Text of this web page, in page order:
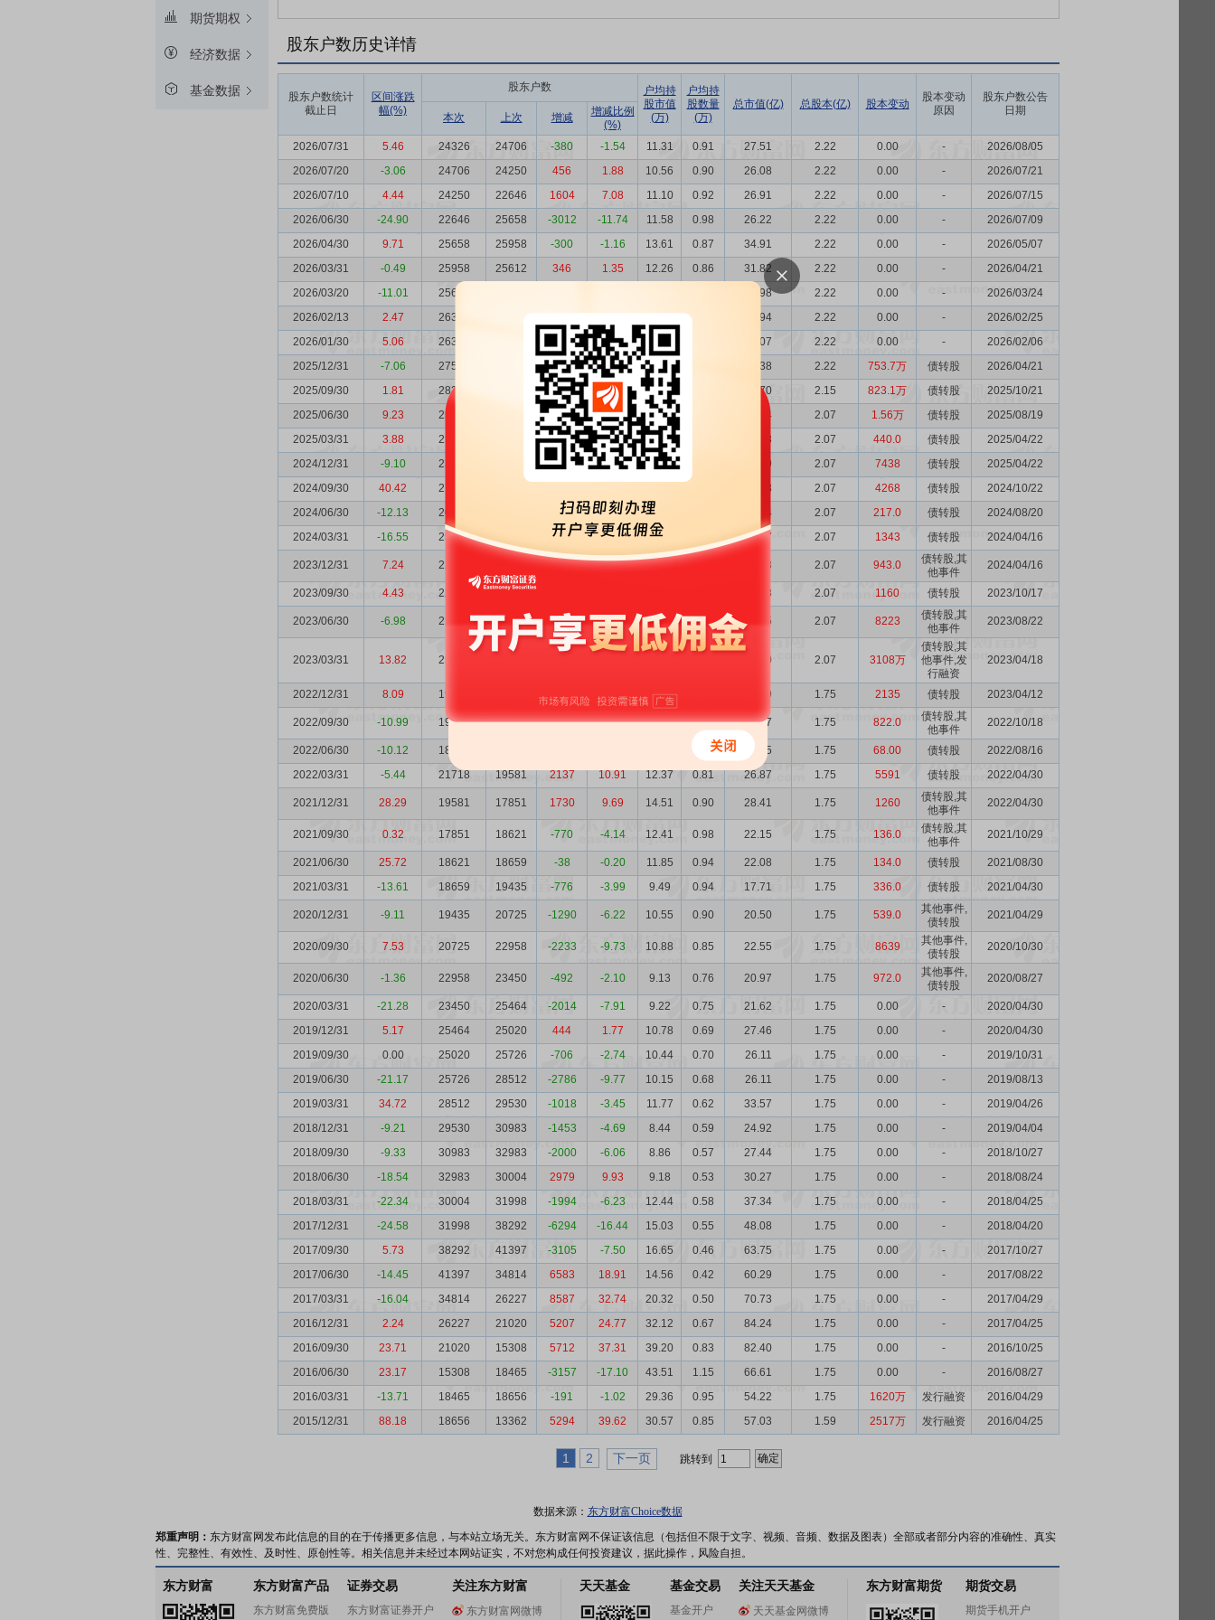
期货期权
经济数据
基金数据
股东户数历史详情
股东户数统计
截止日
区间涨跌
幅(%)
股东户数
户均持
股市值
(万)
户均持
股数量
(万)
总市值(亿) 总股本(亿) 股本变动
股本变动
原因
股东户数公告
日期
本次 上次 增减
增减比例
(%)
2026/07/31
5.46 24326 24706 -380 -1.54 11.31 0.91 27.51 2.22 0.00 -
2026/08/05
2026/07/20
-3.06 24706 24250 456 1.88 10.56 0.90 26.08 2.22 0.00 -
2026/07/21
2026/07/10
4.44 24250 22646 1604 7.08 11.10 0.92 26.91 2.22 0.00 -
2026/07/15
2026/06/30
-24.90 22646 25658 -3012 -11.74 11.58 0.98 26.22 2.22 0.00 -
2026/07/09
2026/04/30
9.71 25658 25958 -300 -1.16 13.61 0.87 34.91 2.22 0.00 -
2026/05/07
2026/03/31
-0.49 25958 25612 346 1.35 12.26 0.86 31.82 2.22 0.00 -
2026/04/21
2026/03/20
-11.01 25612 31.98 2.22 0.00 -
2026/03/24
2026/02/13
2.47 26328 26398 0.84 35.94 2.22 0.00 -
2026/02/25
2026/01/30
5.06 26398 -1181 -4.28 35.07 2.22 0.00 -
2026/02/06
2025/12/31
-7.06 27579 -781 -2.75 12.10 33.38 2.22 753.7万 债转股
2026/04/21
2025/09/30
1.81 28360 3002 11.84 12.23 34.70 2.15 823.1万 债转股
2025/10/21
2025/06/30
9.23 25358 -627 -2.41 13.11 33.24 2.07 1.56万 债转股
2025/08/19
2025/03/31
3.88 25985 2533 10.80 11.71 30.43 2.07 440.0 债转股
2025/04/22
2024/12/31
-9.10 23452 -4181 -15.13 12.49 29.29 2.07 7438 债转股
2025/04/22
2024/09/30
40.42 27633 32.23 2.07 4268 债转股
2024/10/22
2024/06/30
-12.13 20360 -4653 -18.60 11.47 23.34 2.07 217.0 债转股
2024/08/20
2024/03/31
-16.55 25013 2777 12.49 10.62 26.57 2.07 1343 债转股 2024/04/16
2023/12/31 7.24 22236 -364 -1.61 14.32 31.83 2.07 943.0
债转股,其
他事件
2024/04/16
2023/09/30 4.43 22600 22617 29.68 2.07 1160 债转股 2023/10/17
2023/06/30 -6.98 22617 25527 -2910 -11.40 12.67 0.91 28.65 2.07 8223
债转股,其
他事件
2023/08/22
2023/03/31 13.82 25527 30.80 2.07 3108万
债转股,其
他事件,发
行融资
2023/04/18
2022/12/31 8.09 19219 77 0.40 11.96 22.99 1.75 2135 债转股 2023/04/12
2022/09/30 -10.99 19142 18786 356 1.90 11.11 0.92 21.27 1.75 822.0
债转股,其
他事件
2022/10/18
2022/06/30 -10.12 18786 0.93 24.15 1.75 68.00 债转股
2022/08/16
2022/03/31
-5.44 21718 19581 2137 10.91 12.37 0.81 26.87 1.75 5591 债转股 2022/04/30
2021/12/31 28.29 19581 17851 1730 9.69 14.51 0.90 28.41 1.75 1260
债转股,其
他事件
2022/04/30
2021/09/30 0.32 17851 18621 -770 -4.14 12.41 0.98 22.15 1.75 136.0
债转股,其
他事件
2021/10/29
2021/06/30 25.72 18621 18659 -38 -0.20 11.85 0.94 22.08 1.75 134.0 债转股
2021/08/30
2021/03/31
-13.61 18659 19435 -776 -3.99 9.49 0.94 17.71 1.75 336.0 债转股 2021/04/30
2020/12/31 -9.11 19435 20725 -1290 -6.22 10.55 0.90 20.50 1.75 539.0
其他事件,
债转股
2021/04/29
2020/09/30 7.53 20725 22958 -2233 -9.73 10.88 0.85 22.55 1.75 8639
其他事件,
债转股
2020/10/30
2020/06/30 -1.36 22958 23450 -492 -2.10 9.13 0.76 20.97 1.75 972.0
其他事件,
债转股
2020/08/27
2020/03/31 -21.28 23450 25464 -2014 -7.91 9.22 0.75 21.62 1.75 0.00 -
2020/04/30
2019/12/31
5.17 25464 25020 444 1.77 10.78 0.69 27.46 1.75 0.00 -
2020/04/30
2019/09/30
0.00 25020 25726 -706 -2.74 10.44 0.70 26.11 1.75 0.00 -
2019/10/31
2019/06/30
-21.17 25726 28512 -2786 -9.77 10.15 0.68 26.11 1.75 0.00 -
2019/08/13
2019/03/31
34.72 28512 29530 -1018 -3.45 11.77 0.62 33.57 1.75 0.00 -
2019/04/26
2018/12/31
-9.21 29530 30983 -1453 -4.69 8.44 0.59 24.92 1.75 0.00 -
2019/04/04
2018/09/30
-9.33 30983 32983 -2000 -6.06 8.86 0.57 27.44 1.75 0.00 -
2018/10/27
2018/06/30
-18.54 32983 30004 2979 9.93 9.18 0.53 30.27 1.75 0.00 -
2018/08/24
2018/03/31
-22.34 30004 31998 -1994 -6.23 12.44 0.58 37.34 1.75 0.00 -
2018/04/25
2017/12/31
-24.58 31998 38292 -6294 -16.44 15.03 0.55 48.08 1.75 0.00 -
2018/04/20
2017/09/30
5.73 38292 41397 -3105 -7.50 16.65 0.46 63.75 1.75 0.00 -
2017/10/27
2017/06/30
-14.45 41397 34814 6583 18.91 14.56 0.42 60.29 1.75 0.00 -
2017/08/22
2017/03/31
-16.04 34814 26227 8587 32.74 20.32 0.50 70.73 1.75 0.00 -
2017/04/29
2016/12/31
2.24 26227 21020 5207 24.77 32.12 0.67 84.24 1.75 0.00 -
2017/04/25
2016/09/30
23.71 21020 15308 5712 37.31 39.20 0.83 82.40 1.75 0.00 -
2016/10/25
2016/06/30
23.17 15308 18465 -3157 -17.10 43.51 1.15 66.61 1.75 0.00 -
2016/08/27
2016/03/31
-13.71 18465 18656 -191 -1.02 29.36 0.95 54.22 1.75 1620万 发行融资
2016/04/29
2015/12/31
88.18 18656 13362 5294 39.62 30.57 0.85 57.03 1.59 2517万 发行融资 2016/04/25
1 2 下一页 跳转到
数据来源： 东方财富Choice数据
郑重声明： 东方财富网发布此信息的目的在于传播更多信息，与本站立场无关。东方财富网不保证该信息（包括但不限于文字、视频、音频、数据及图表）全部或者部分内容的准确性、真实
性、完整性、有效性、及时性、原创性等。相关信息并未经过本网站证实，不对您构成任何投资建议，据此操作，风险自担。
东方财富 东方财富产品
东方财富免费版
证券交易
东方财富证券开户
关注东方财富
东方财富网微博
天天基金 基金交易
基金开户
关注天天基金
天天基金网微博
东方财富期货 期货交易
期货手机开户